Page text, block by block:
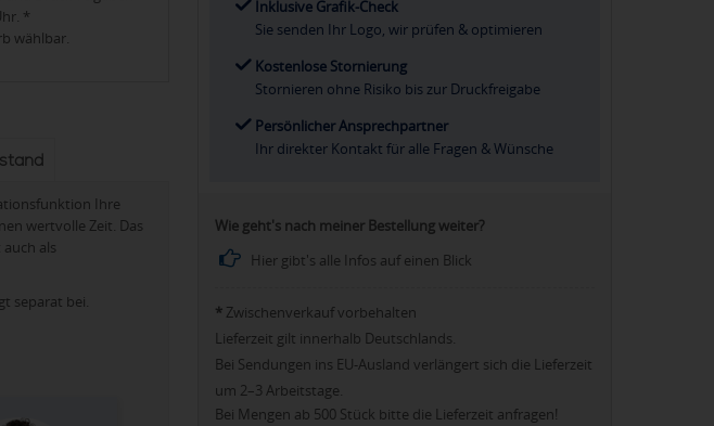
*
wählbar.
Ihre
wertvolle Zeit. Das
als
separat bei.
Inklusive Grafik-Check
Sie senden Ihr Logo, wir prüfen & optimieren
Kostenlose Stornierung
Stornieren ohne Risiko bis zur Druckfreigabe
Persönlicher Ansprechpartner
Ihr direkter Kontakt für alle Fragen & Wünsche
Wie geht's nach meiner Bestellung weiter?
Hier gibt's alle Infos auf einen Blick
* Zwischenverkauf vorbehalten
Lieferzeit gilt innerhalb Deutschlands.
Bei Sendungen ins EU-Ausland verlängert sich die Lieferzeit
um 2–3 Arbeitstage.
Bei Mengen ab 500 Stück bitte die Lieferzeit anfragen!